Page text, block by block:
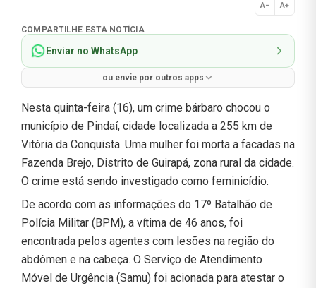
A− A+
Normal
COMPARTILHE ESTA NOTÍCIA
Enviar no WhatsApp
ou envie por outros apps
Nesta quinta-feira (16), um crime bárbaro chocou o
município de Pindaí, cidade localizada a 255 km de
Vitória da Conquista. Uma mulher foi morta a facadas na
Fazenda Brejo, Distrito de Guirapá, zona rural da cidade.
O crime está sendo investigado como feminicídio.
De acordo com as informações do 17º Batalhão de
Polícia Militar (BPM), a vítima de 46 anos, foi
encontrada pelos agentes com lesões na região do
abdômen e na cabeça. O Serviço de Atendimento
Móvel de Urgência (Samu) foi acionada para atestar o